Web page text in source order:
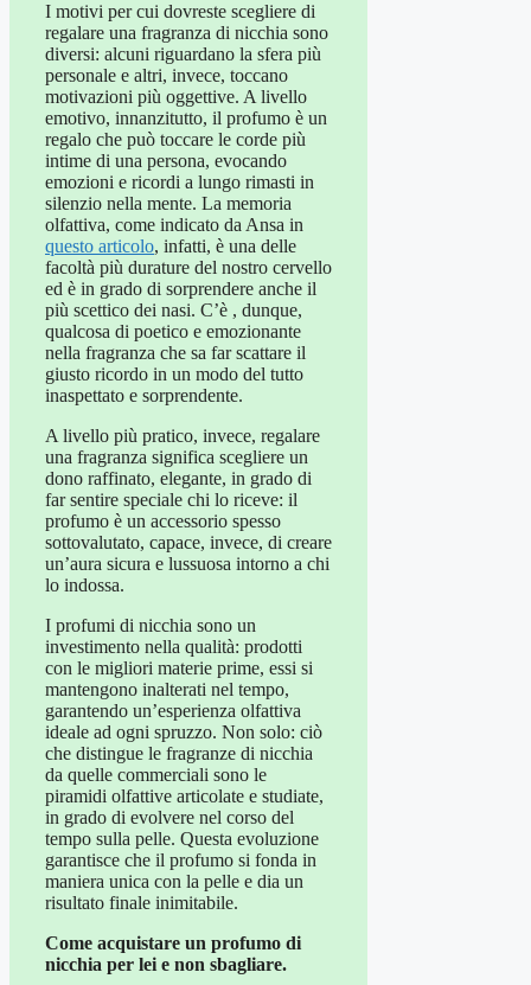
I motivi per cui dovreste scegliere di
regalare una fragranza di nicchia sono
diversi: alcuni riguardano la sfera più
personale e altri, invece, toccano
motivazioni più oggettive. A livello
emotivo, innanzitutto, il profumo è un
regalo che può toccare le corde più
intime di una persona, evocando
emozioni e ricordi a lungo rimasti in
silenzio nella mente. La memoria
olfattiva, come indicato da Ansa in
questo articolo, infatti, è una delle
facoltà più durature del nostro cervello
ed è in grado di sorprendere anche il
più scettico dei nasi. C’è , dunque,
qualcosa di poetico e emozionante
nella fragranza che sa far scattare il
giusto ricordo in un modo del tutto
inaspettato e sorprendente.
A livello più pratico, invece, regalare
una fragranza significa scegliere un
dono raffinato, elegante, in grado di
far sentire speciale chi lo riceve: il
profumo è un accessorio spesso
sottovalutato, capace, invece, di creare
un’aura sicura e lussuosa intorno a chi
lo indossa.
I profumi di nicchia sono un
investimento nella qualità: prodotti
con le migliori materie prime, essi si
mantengono inalterati nel tempo,
garantendo un’esperienza olfattiva
ideale ad ogni spruzzo. Non solo: ciò
che distingue le fragranze di nicchia
da quelle commerciali sono le
piramidi olfattive articolate e studiate,
in grado di evolvere nel corso del
tempo sulla pelle. Questa evoluzione
garantisce che il profumo si fonda in
maniera unica con la pelle e dia un
risultato finale inimitabile.
Come acquistare un profumo di
nicchia per lei e non sbagliare.